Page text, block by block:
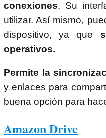
conexiones. Su
utilizar. Así mismo,
dispositivo, ya que
operativos.
Permite la
y enlaces para
buena opción para
Amazon Drive